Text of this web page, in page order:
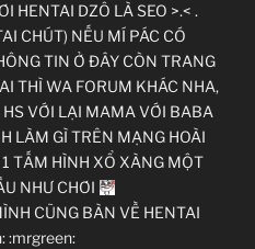
HENTAI DZÔ LÀ SEO >.< .
CHÚT) NẾU MÍ PÁC CÓ
TIN Ở ĐÂY CÒN TRANG
THÌ WA FORUM KHÁC NHA,
VỚI LẠI MAMA VỚI BABA
LÀM GÌ TRÊN MẠNG HOÀI
TẤM HÌNH XỔ XÀNG MỘT
NHƯ CHƠI
CŨNG BÀN VỀ HENTAI
:mrgreen: